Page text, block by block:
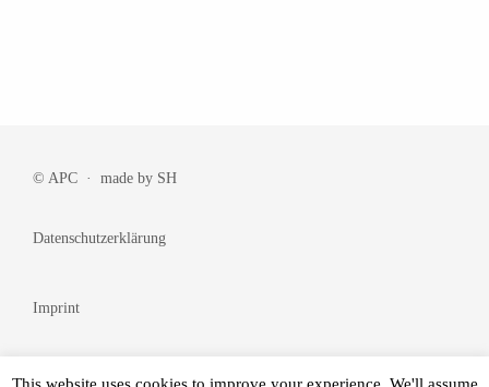
© APC · made by SH
Datenschutzerklärung
Imprint